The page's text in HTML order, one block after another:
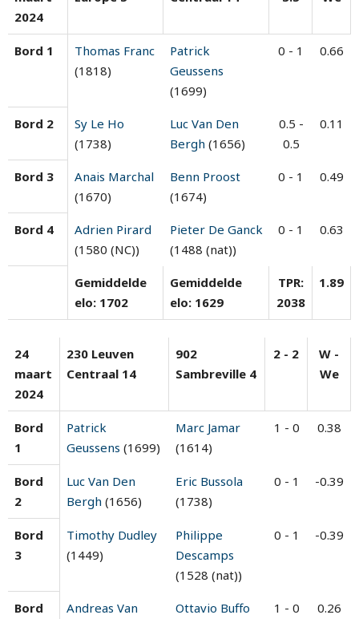
2024
Bord 1
Thomas Franc
(1818)
Patrick
Geussens
(1699)
0 - 1 0.66
Bord 2
Sy Le Ho
(1738)
Luc Van Den
Bergh (1656)
0.5 -
0.5
0.11
Bord 3
Anais Marchal
(1670)
Benn Proost
(1674)
0 - 1 0.49
Bord 4
Adrien Pirard
(1580 (NC))
Pieter De Ganck
(1488 (nat))
0 - 1 0.63
Gemiddelde
elo: 1702
Gemiddelde
elo: 1629
TPR:
2038
1.89
24
maart
2024
230 Leuven
Centraal 14
902
Sambreville 4
2 - 2
W -
We
Bord
1
Patrick
Geussens (1699)
Marc Jamar
(1614)
1 - 0 0.38
Bord
2
Luc Van Den
Bergh (1656)
Eric Bussola
(1738)
0 - 1 -0.39
Bord
3
Timothy Dudley
(1449)
Philippe
Descamps
(1528 (nat))
0 - 1 -0.39
Bord
Andreas Van
Ottavio Buffo
1 - 0 0.26